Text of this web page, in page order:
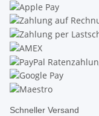
Schneller Versand